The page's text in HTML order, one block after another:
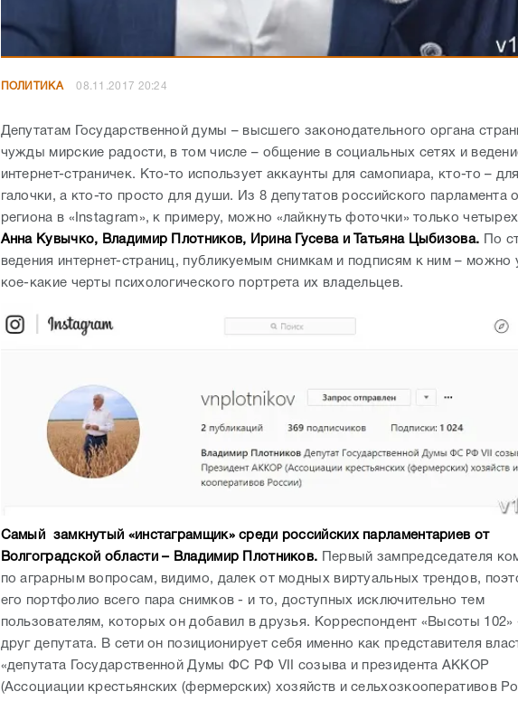
ПОЛИТИКА 08.11.2017 20:24
Депутатам Государственной думы – высшего законодательного органа
чужды мирские радости, в том числе – общение в социальных сетях и
интернет-страничек. Кто-то использует аккаунты для самопиара, кто-то – для
галочки, а кто-то просто для души. Из 8 депутатов российского парламента
региона в «Instagram», к примеру, можно «лайкнуть фоточки» только
Анна Кувычко, Владимир Плотников, Ирина Гусева и Татьяна Цыбизова. По
ведения интернет-страниц, публикуемым снимкам и подписям к ним – можно
кое-какие черты психологического портрета их владельцев.
Самый замкнутый «инстаграмщик» среди российских парламентариев от
Волгоградской области – Владимир Плотников.
Первый зампредседателя
по аграрным вопросам, видимо, далек от модных виртуальных трендов,
его портфолио всего пара снимков - и то, доступных исключительно тем
пользователям, которых он добавил в друзья. Корреспондент «Высоты 102»
друг депутата. В сети он позиционирует себя именно как представителя
«депутата Государственной Думы ФС РФ VII созыва и президента АККОР
(Ассоциации крестьянских (фермерских) хозяйств и сельхозкооперативов